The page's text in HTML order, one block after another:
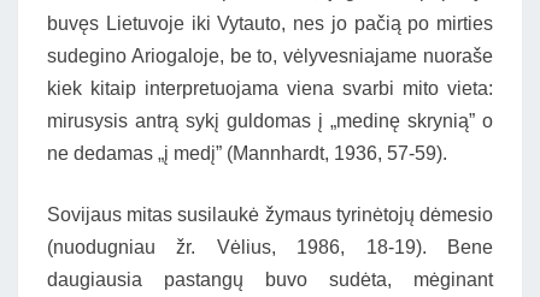
buvęs Lietuvoje iki Vytauto, nes jo pačią po mirties
sudegino Ariogaloje, be to, vėlyvesniajame nuoraše
kiek kitaip interpretuojama viena svarbi mito vieta:
mirusysis antrą sykį guldomas į „medinę skrynią” o
ne dedamas „į medį” (Mannhardt, 1936, 57-59).
Sovijaus mitas susilaukė žymaus tyrinėtojų dėmesio
(nuodugniau žr. Vėlius, 1986, 18-19). Bene
daugiausia pastangų buvo sudėta, mėginant